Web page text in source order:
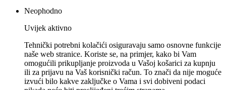
Neophodno
Uvijek aktivno
Tehnički potrebni kolačići osiguravaju samo osnovne funkcije
naše web stranice. Koriste se, na primjer, kako bi Vam
omogućili prikupljanje proizvoda u Vašoj košarici za kupnju
ili za prijavu na Vaš korisnički račun. To znači da nije moguće
izvući bilo kakve zaključke o Vama i svi dobiveni podaci